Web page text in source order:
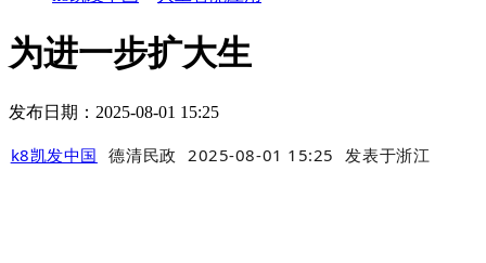
为进一步扩大生
发布日期：2025-08-01 15:25
k8凯发中国 德清民政 2025-08-01 15:25 发表于浙江